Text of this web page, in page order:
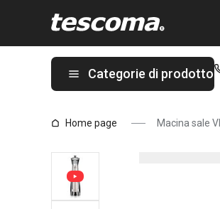
Categorie di prodotto
Home page Macina sale